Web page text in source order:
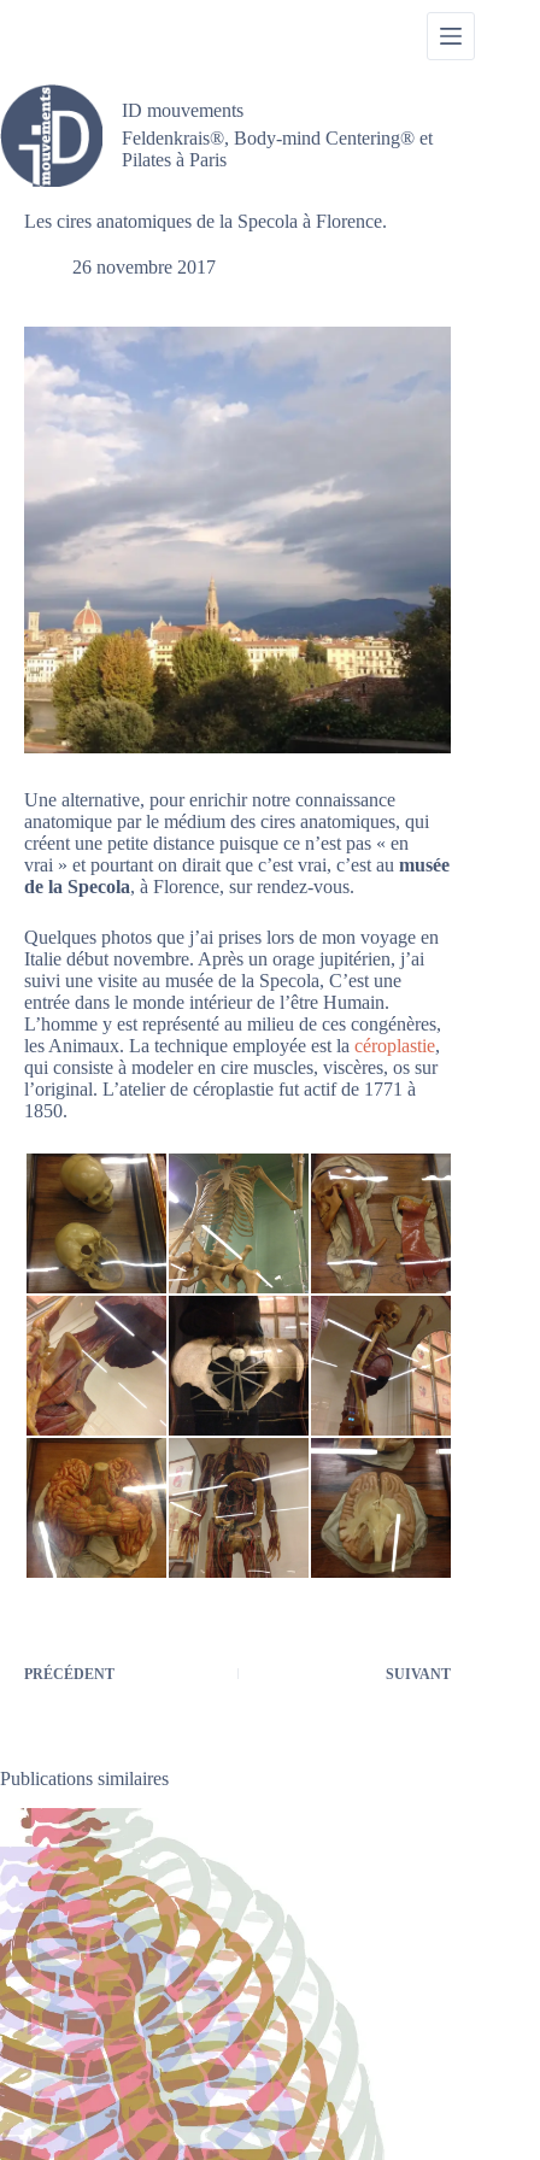
ID mouvements
Feldenkrais®, Body-mind Centering® et
Pilates à Paris
Les cires anatomiques de la Specola à Florence.
26 novembre 2017
Une alternative, pour enrichir notre connaissance
anatomique par le médium des cires anatomiques, qui
créent une petite distance puisque ce n’est pas « en
vrai » et pourtant on dirait que c’est vrai, c’est au musée
de la Specola, à Florence, sur rendez-vous.
Quelques photos que j’ai prises lors de mon voyage en
Italie début novembre. Après un orage jupitérien, j’ai
suivi une visite au musée de la Specola, C’est une
entrée dans le monde intérieur de l’être Humain.
L’homme y est représenté au milieu de ces congénères,
les Animaux. La technique employée est la céroplastie,
qui consiste à modeler en cire muscles, viscères, os sur
l’original. L’atelier de céroplastie fut actif de 1771 à
1850.
PRÉCÉDENT SUIVANT
Publications similaires